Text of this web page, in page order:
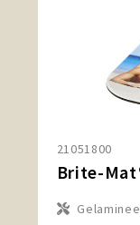
21051800
Brite-